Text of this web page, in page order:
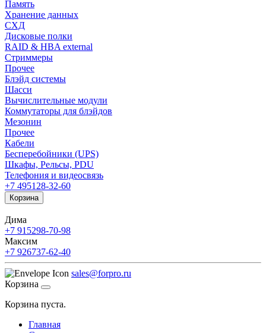
Память
Хранение данных
СХД
Дисковые полки
RAID & HBA external
Стриммеры
Прочее
Блэйд системы
Шасси
Вычислительные модули
Коммутаторы для блэйдов
Мезонин
Прочее
Кабели
Бесперебойники (UPS)
Шкафы, Рельсы, PDU
Телефония и видеосвязь
+7 495128-32-60
Корзина
Дима
+7 915298-70-98
Максим
+7 926737-62-40
sales@forpro.ru
Корзина
Корзина пуста.
Главная